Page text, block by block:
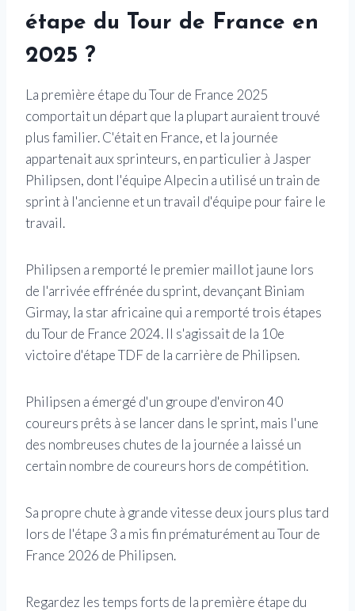
étape du Tour de France en
2025 ?
La première étape du Tour de France 2025
comportait un départ que la plupart auraient trouvé
plus familier. C'était en France, et la journée
appartenait aux sprinteurs, en particulier à Jasper
Philipsen, dont l'équipe Alpecin a utilisé un train de
sprint à l'ancienne et un travail d'équipe pour faire le
travail.
Philipsen a remporté le premier maillot jaune lors
de l'arrivée effrénée du sprint, devançant Biniam
Girmay, la star africaine qui a remporté trois étapes
du Tour de France 2024. Il s'agissait de la 10e
victoire d'étape TDF de la carrière de Philipsen.
Philipsen a émergé d'un groupe d'environ 40
coureurs prêts à se lancer dans le sprint, mais l'une
des nombreuses chutes de la journée a laissé un
certain nombre de coureurs hors de compétition.
Sa propre chute à grande vitesse deux jours plus tard
lors de l'étape 3 a mis fin prématurément au Tour de
France 2026 de Philipsen.
Regardez les temps forts de la première étape du